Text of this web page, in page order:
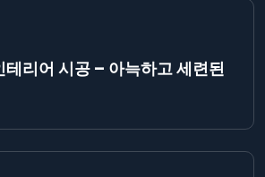
테리어 시공 – 아늑하고 세련된